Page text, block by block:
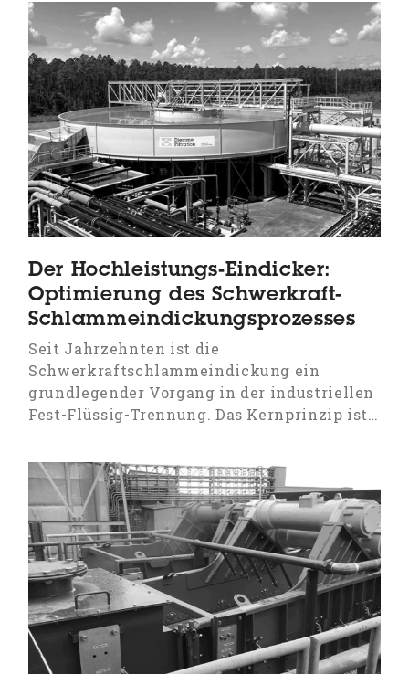
Der Hochleistungs-Eindicker:
Optimierung des Schwerkraft-
Schlammeindickungsprozesses
Seit Jahrzehnten ist die
Schwerkraftschlammeindickung ein
grundlegender Vorgang in der industriellen
Fest-Flüssig-Trennung. Das Kernprinzip ist…